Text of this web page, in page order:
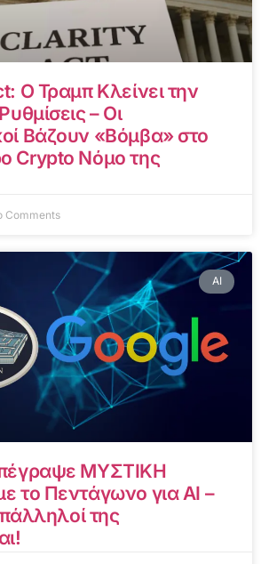
Ο Τραμπ Κλείνει την
– Οι
Βάζουν «Βόμβα» στο
Crypto Νόμο της
Comments
AI
ΜΥΣΤΙΚΗ
το Πεντάγωνο για AI –
της